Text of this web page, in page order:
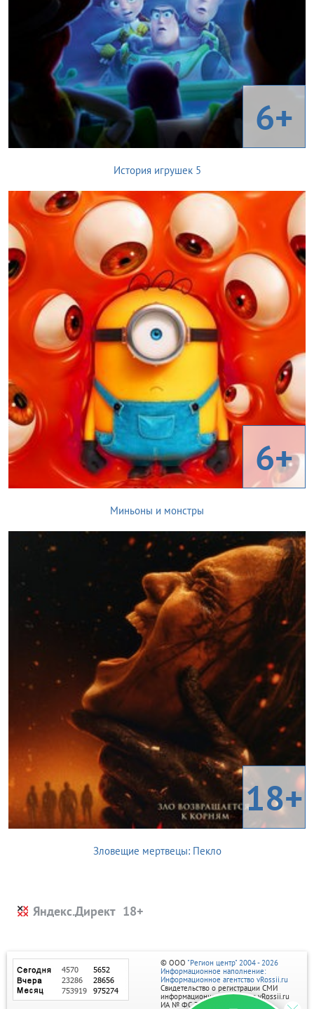
6+
История игрушек 5
6+
Миньоны и монстры
18+
Зловещие мертвецы: Пекло
Яндекс.Директ
© ООО "Регион центр" 2004 - 2026
Информационное наполнение:
Информационное агентство vRossii.ru
Свидетельство о регистрации СМИ
информационного агентства vRossii.ru
ИА № ФС 77‑35502